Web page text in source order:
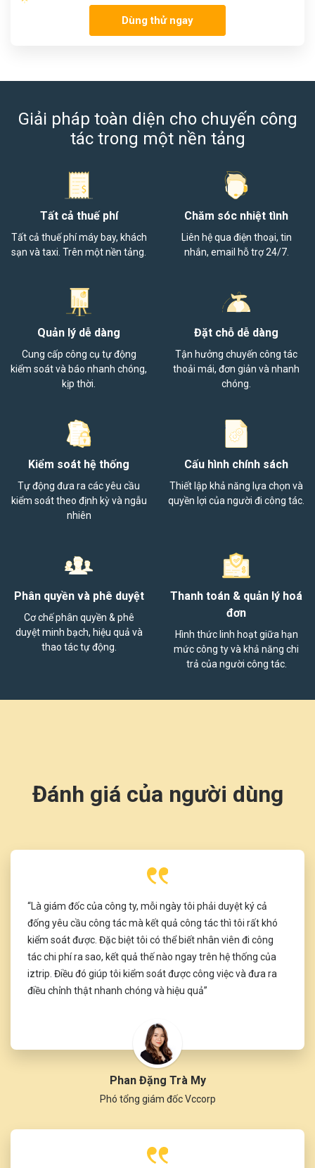
Dùng thử ngay
Giải pháp toàn diện cho chuyến công
tác trong một nền tảng
Tất cả thuế phí
Tất cả thuế phí máy bay, khách
sạn và taxi. Trên một nền tảng.
Chăm sóc nhiệt tình
Liên hệ qua điện thoại, tin
nhắn, email hỗ trợ 24/7.
Quản lý dễ dàng
Cung cấp công cụ tự động
kiểm soát và báo nhanh chóng,
kịp thời.
Đặt chỗ dễ dàng
Tận hưởng chuyến công tác
thoải mái, đơn giản và nhanh
chóng.
Kiểm soát hệ thống
Tự động đưa ra các yêu cầu
kiểm soát theo định kỳ và ngẫu
nhiên
Cấu hình chính sách
Thiết lập khả năng lựa chọn và
quyền lợi của người đi công tác.
Phân quyền và phê duyệt
Cơ chế phân quyền & phê
duyệt minh bạch, hiệu quả và
thao tác tự động.
Thanh toán & quản lý hoá
đơn
Hình thức linh hoạt giữa hạn
mức công ty và khả năng chi
trả của người công tác.
Đánh giá của người dùng
“Là giám đốc của công ty, mỗi ngày tôi phải duyệt ký cả
đống yêu cầu công tác mà kết quả công tác thì tôi rất khó
kiểm soát được. Đặc biệt tôi có thể biết nhân viên đi công
tác chi phí ra sao, kết quả thế nào ngay trên hệ thống của
iztrip. Điều đó giúp tôi kiểm soát được công việc và đưa ra
điều chỉnh thật nhanh chóng và hiệu quả”
Phan Đặng Trà My
Phó tổng giám đốc Vccorp